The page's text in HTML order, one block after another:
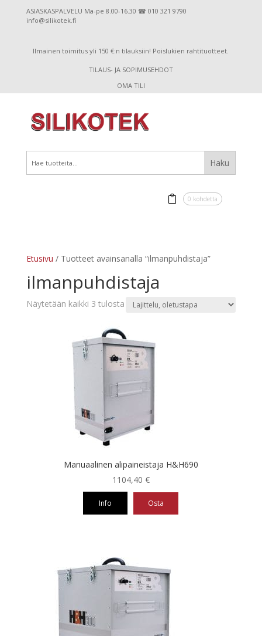
ASIASKASPALVELU Ma-pe 8.00-16.30 ☎ 010 321 9790
info@silikotek.fi
Ilmainen toimitus yli 150 €:n tilauksiin! Poislukien rahtituotteet.
TILAUS- JA SOPIMUSEHDOT
OMA TILI
0 kohdetta
Etusivu / Tuotteet avainsanalla “ilmanpuhdistaja”
ilmanpuhdistaja
Näytetään kaikki 3 tulosta
Manuaalinen alipaineistaja H&H690
1104,40 €
Info Osta